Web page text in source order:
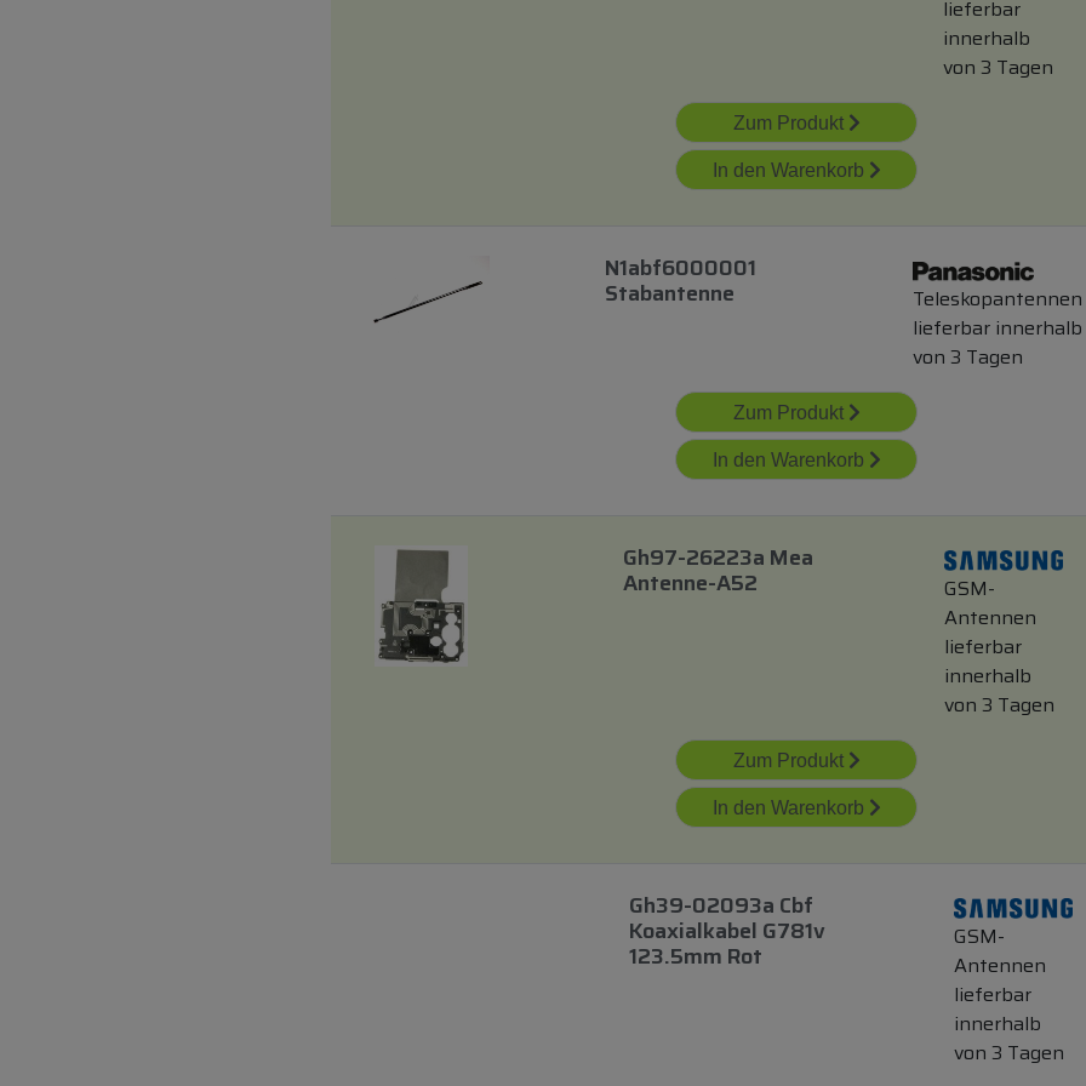
lieferbar
innerhalb
von 3 Tagen
Zum Produkt
In den Warenkorb
N1abf6000001
Stabantenne
Teleskopantennen
lieferbar innerhalb
von 3 Tagen
Zum Produkt
In den Warenkorb
Gh97-26223a Mea
Antenne-A52
GSM-
Antennen
lieferbar
innerhalb
von 3 Tagen
Zum Produkt
In den Warenkorb
Gh39-02093a Cbf
Koaxialkabel G781v
123.5mm Rot
GSM-
Antennen
lieferbar
innerhalb
von 3 Tagen